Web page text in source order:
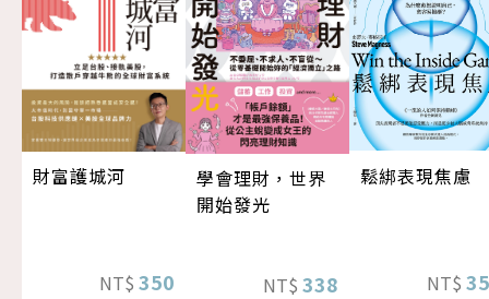
財富護城河
NT$ 350
學會理財，世界
開始發光
NT$ 338
鬆綁表現焦慮
NT$